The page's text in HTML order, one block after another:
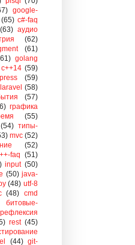
google-
(65) c#-faq
(63) аудио
(62)
(61)
golang
c++14 (59)
(59)
laravel (58)
(57)
графика
(55)
(54) типы-
mvc (52)
(52)
faq (51)
input (50)
(50) java-
(48) utf-8
(48) cmd
битовые-
рефлексия
rest (45)
(44) git-